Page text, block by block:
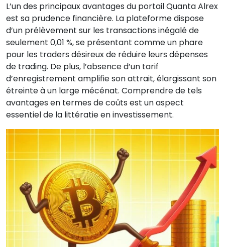
L’un des principaux avantages du portail Quanta Alrex
est sa prudence financière. La plateforme dispose
d’un prélèvement sur les transactions inégalé de
seulement 0,01 %, se présentant comme un phare
pour les traders désireux de réduire leurs dépenses
de trading. De plus, l’absence d’un tarif
d’enregistrement amplifie son attrait, élargissant son
étreinte à un large mécénat. Comprendre de tels
avantages en termes de coûts est un aspect
essentiel de la littératie en investissement.